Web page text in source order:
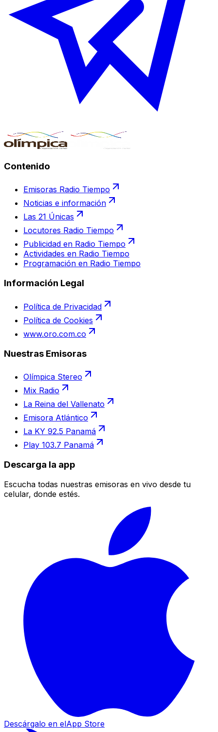
Contenido
Emisoras Radio Tiempo
Noticias e información
Las 21 Únicas
Locutores Radio Tiempo
Publicidad en Radio Tiempo
Actividades en Radio Tiempo
Programación en Radio Tiempo
Información Legal
Política de Privacidad
Política de Cookies
www.oro.com.co
Nuestras Emisoras
Olímpica Stereo
Mix Radio
La Reina del Vallenato
Emisora Atlántico
La KY 92.5 Panamá
Play 103.7 Panamá
Descarga la app
Escucha todas nuestras emisoras en vivo desde tu
celular, donde estés.
Descárgalo en elApp Store